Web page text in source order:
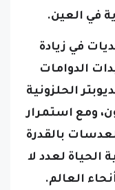
في زيادة
الدوامات
الحلزونية
ومع استمرار
بالقدرة
الحياة لعدد لا
العالم.